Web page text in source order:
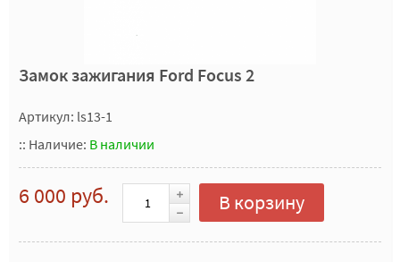
Замок зажигания Ford Focus 2
Артикул: ls13-1
:: Наличие: В наличии
6 000 руб. В корзину